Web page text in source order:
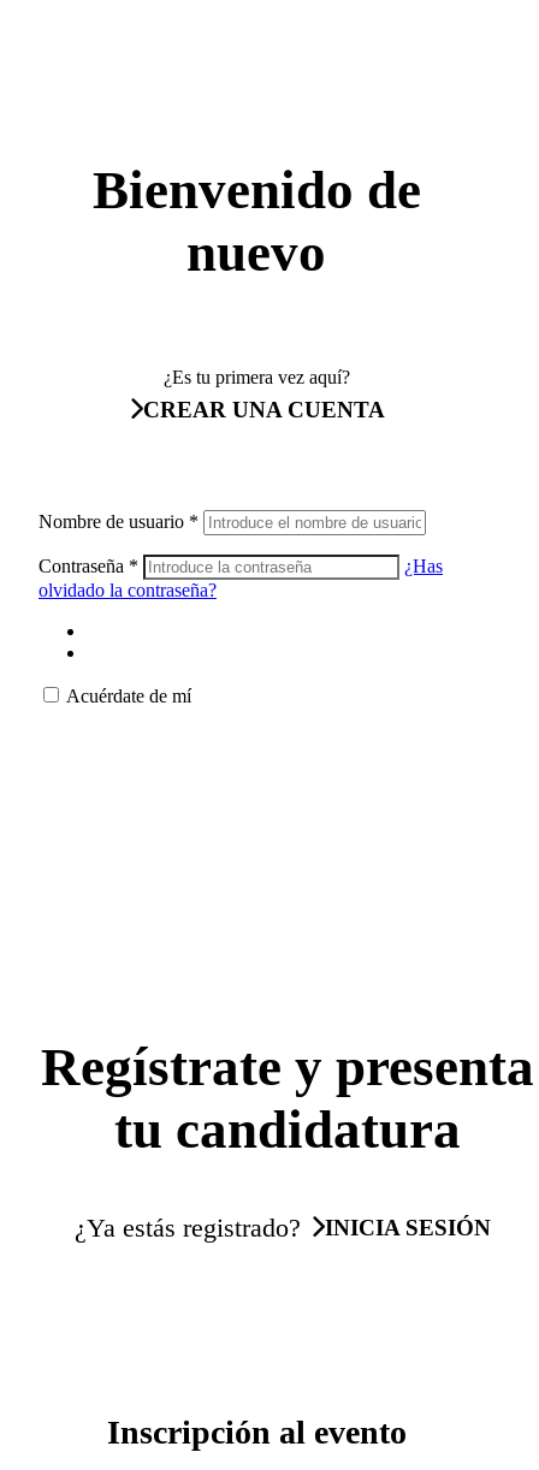
Bienvenido de
nuevo
¿Es tu primera vez aquí?
CREAR UNA CUENTA
Nombre de usuario *
Contraseña *
¿Has
olvidado la contraseña?
Acuérdate de mí
Regístrate y presenta
tu candidatura
¿Ya estás registrado? INICIA SESIÓN
Inscripción al evento